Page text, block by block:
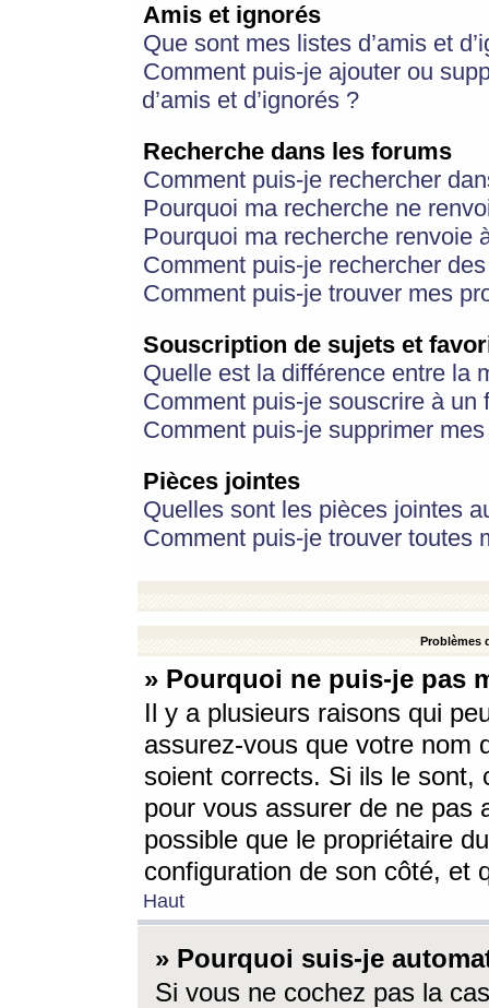
Amis et ignorés
Que sont mes listes d’amis et
Comment puis-je ajouter ou
d’amis et d’ignorés ?
Recherche dans les forums
Comment puis-je rechercher
Pourquoi ma recherche ne
Pourquoi ma recherche renvoie
Comment puis-je rechercher
Comment puis-je trouver mes
Souscription de sujets et
Quelle est la différence entre la
Comment puis-je souscrire à
Comment puis-je supprimer
Pièces jointes
Quelles sont les pièces jointes
Comment puis-je trouver toutes
Problèmes
» Pourquoi ne puis-je pas
Il y a plusieurs raisons qui
assurez-vous que votre nom
soient corrects. Si ils le sont,
pour vous assurer de ne pas
possible que le propriétaire
configuration de son côté, et
Haut
» Pourquoi suis-je
Si vous ne cochez pas la